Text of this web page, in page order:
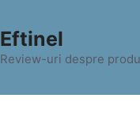
Eftinel
Review-uri despre